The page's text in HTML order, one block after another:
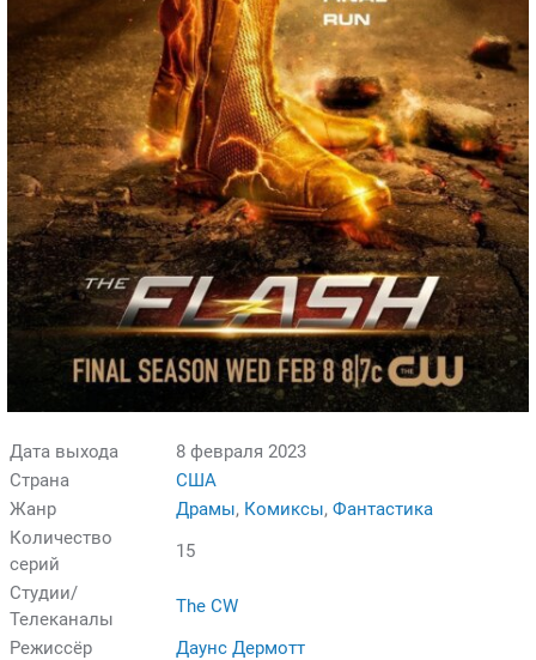
Дата выхода
8 февраля 2023
Страна
США
Жанр
Драмы, Комиксы, Фантастика
Количество
серий
15
Студии/
Телеканалы
The CW
Режиссёр
Даунс Дермотт